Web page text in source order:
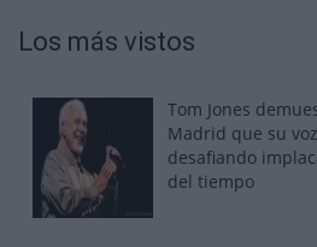
Los más vistos
Tom Jones
Madrid que su
desafiando
del tiempo